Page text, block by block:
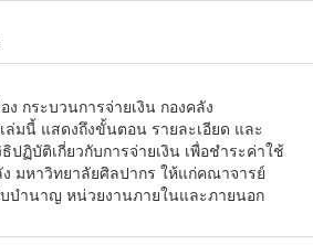
ง กระบวนการจ่ายเงิน กองคลัง
ล่มนี้ แสดงถึงขั้นตอน รายละเอียด และ
ปฏิบัติเกี่ยวกับการจ่ายเงิน เพื่อชำระค่าใช้
ง มหาวิทยาลัยศิลปากร ให้แก่คณาจารย์
บำนาญ หน่วยงานภายในและภายนอก